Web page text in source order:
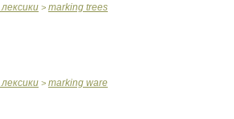
лексики > marking trees
лексики > marking ware